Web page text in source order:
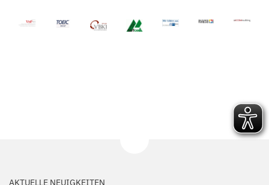
AKTUELLE NEUIGKEITEN